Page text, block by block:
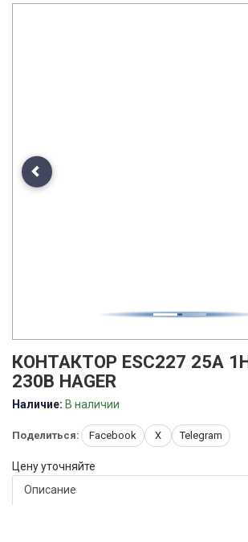
Previous
КОНТАКТОР ESC227 25А
230В HAGER
Наличие: В наличии
Поделиться: Facebook X Telegram
Цену уточняйте
Описание